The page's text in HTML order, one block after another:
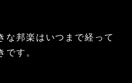
な邦楽はいつまで経って
です。